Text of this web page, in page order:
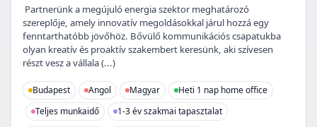
Partnerünk a megújuló energia szektor meghatározó
szereplője, amely innovatív megoldásokkal járul hozzá egy
fenntarthatóbb jövőhöz. Bővülő kommunikációs csapatukba
olyan kreatív és proaktív szakembert keresünk, aki szívesen
részt vesz a vállala (...)
Budapest Angol Magyar
Heti 1 nap home office
Teljes munkaidő
1-3 év szakmai tapasztalat